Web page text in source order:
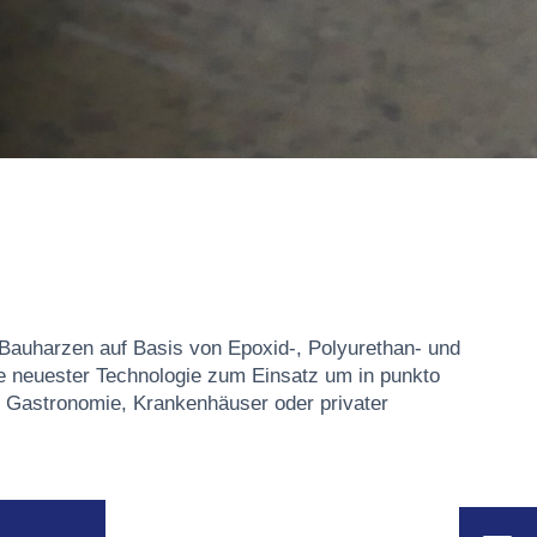
auf Basis von Epoxid-, Polyurethan- und
Technologie zum Einsatz um in punkto
Krankenhäuser oder privater